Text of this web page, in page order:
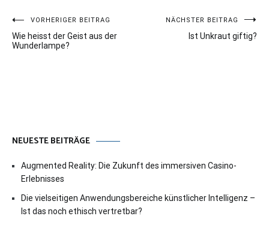
Beitragsnavigation
VORHERIGER BEITRAG
Wie heisst der Geist aus der
Wunderlampe?
NÄCHSTER BEITRAG
Ist Unkraut giftig?
NEUESTE BEITRÄGE
Augmented Reality: Die Zukunft des immersiven Casino-
Erlebnisses
Die vielseitigen Anwendungsbereiche künstlicher Intelligenz –
Ist das noch ethisch vertretbar?